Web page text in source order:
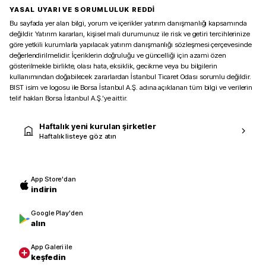
YASAL UYARI VE SORUMLULUK REDDİ
Bu sayfada yer alan bilgi, yorum ve içerikler yatırım danışmanlığı kapsamında
değildir. Yatırım kararları, kişisel mali durumunuz ile risk ve getiri tercihlerinize
göre yetkili kurumlarla yapılacak yatırım danışmanlığı sözleşmesi çerçevesinde
değerlendirilmelidir. İçeriklerin doğruluğu ve güncelliği için azami özen
gösterilmekle birlikte, olası hata, eksiklik, gecikme veya bu bilgilerin
kullanımından doğabilecek zararlardan İstanbul Ticaret Odası sorumlu değildir.
BIST isim ve logosu ile Borsa İstanbul A.Ş. adına açıklanan tüm bilgi ve verilerin
telif hakları Borsa İstanbul A.Ş.’ye aittir.
Haftalık yeni kurulan şirketler
Haftalık listeye göz atın
App Store'dan
indirin
Google Play'den
alın
App Galeri ile
keşfedin